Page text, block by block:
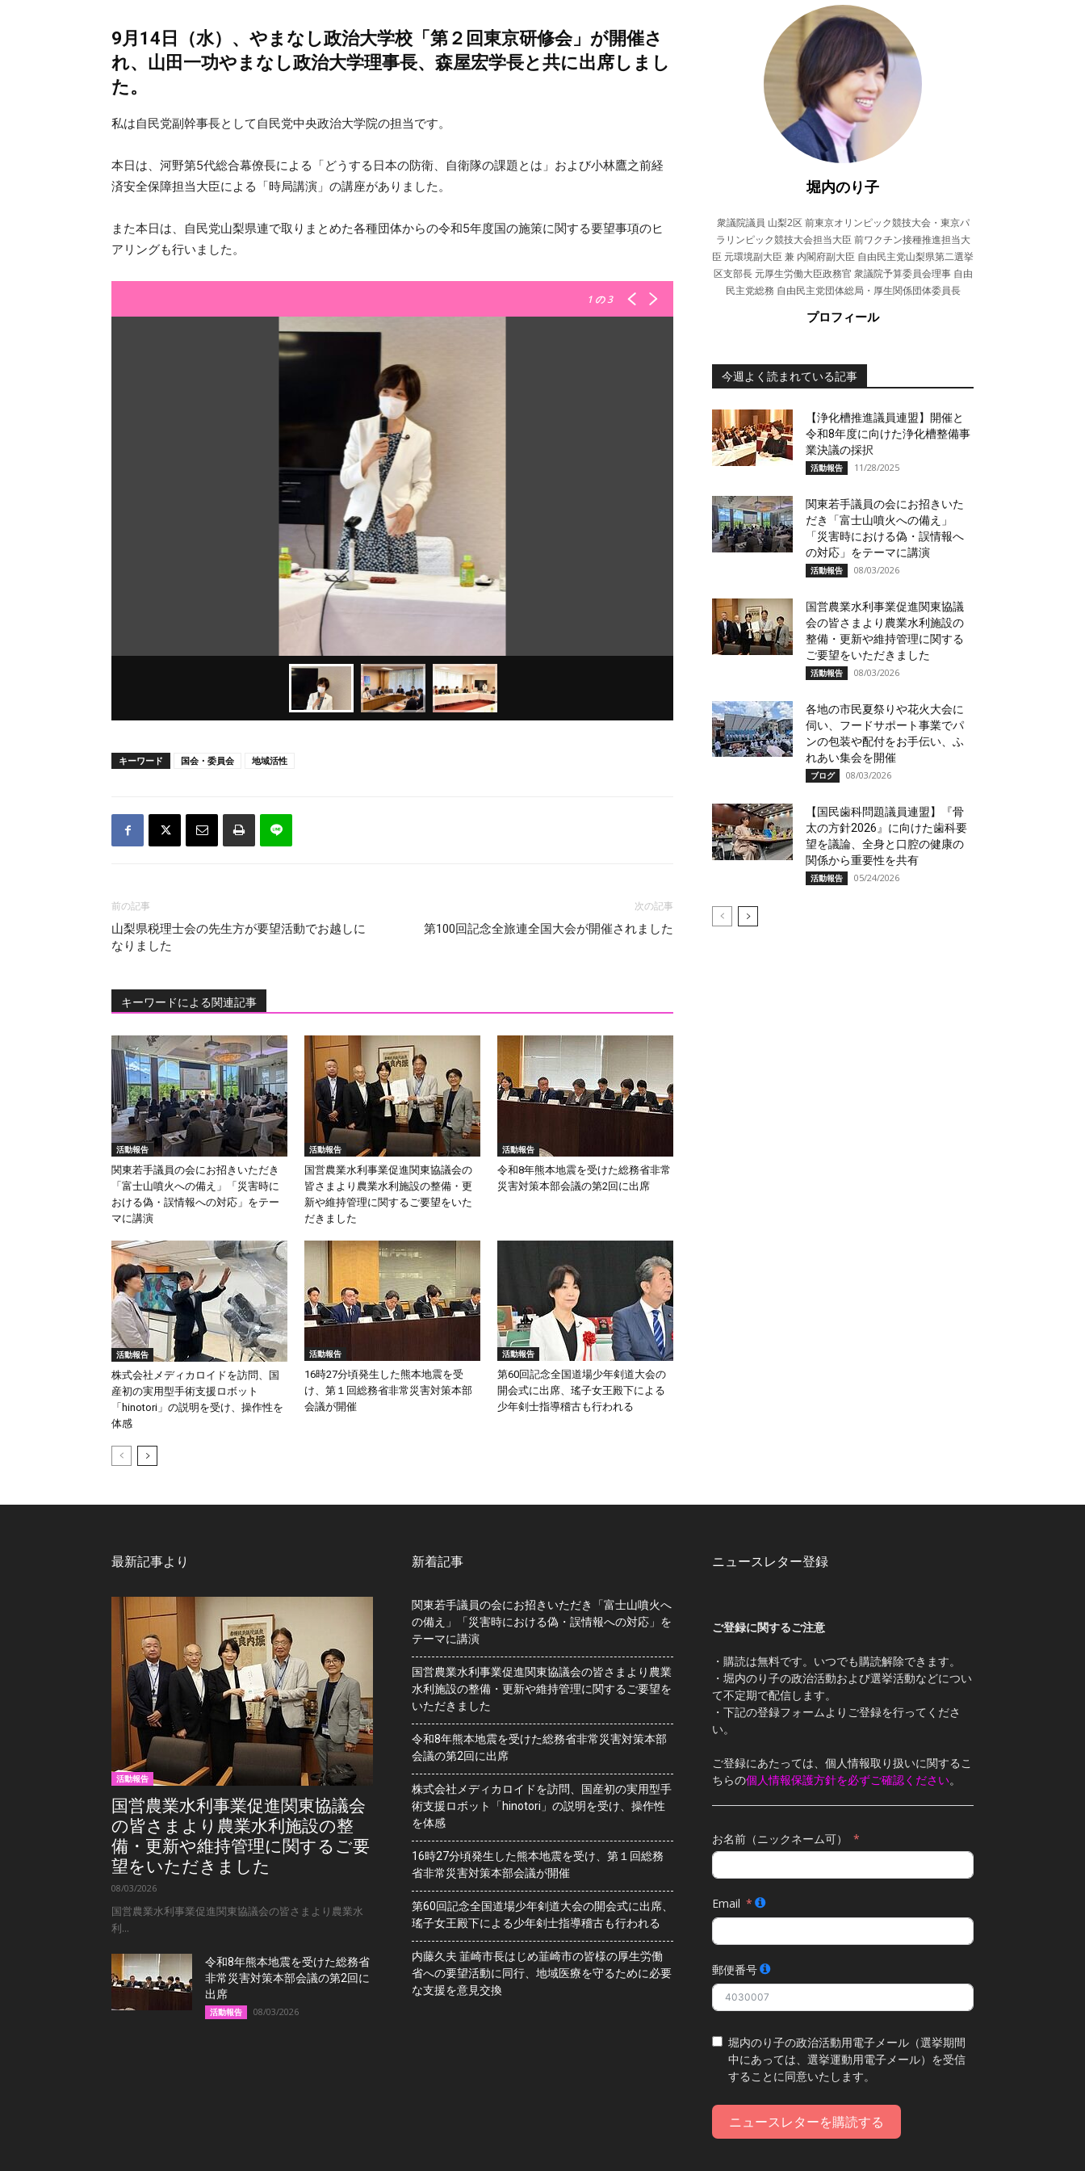
9月14日（水）、やまなし政治大学校「第２回東京研修会」が開催さ
れ、山田一功やまなし政治大学理事長、森屋宏学長と共に出席しまし
た。
私は自民党副幹事長として自民党中央政治大学院の担当です。
本日は、河野第5代総合幕僚長による「どうする日本の防衛、自衛隊の課題とは」および小林鷹之前経
済安全保障担当大臣による「時局講演」の講座がありました。
また本日は、自民党山梨県連で取りまとめた各種団体からの令和5年度国の施策に関する要望事項のヒ
アリングも行いました。
1 の 3
キーワード 国会・委員会 地域活性
前の記事
山梨県税理士会の先生方が要望活動でお越しに
なりました
次の記事
第100回記念全旅連全国大会が開催されました
キーワードによる関連記事
活動報告
関東若手議員の会にお招きいただき
「富士山噴火への備え」「災害時に
おける偽・誤情報への対応」をテー
マに講演
活動報告
国営農業水利事業促進関東協議会の
皆さまより農業水利施設の整備・更
新や維持管理に関するご要望をいた
だきました
活動報告
令和8年熊本地震を受けた総務省非常
災害対策本部会議の第2回に出席
活動報告
株式会社メディカロイドを訪問、国
産初の実用型手術支援ロボット
「hinotori」の説明を受け、操作性を
体感
活動報告
16時27分頃発生した熊本地震を受
け、第１回総務省非常災害対策本部
会議が開催
活動報告
第60回記念全国道場少年剣道大会の
開会式に出席、瑤子女王殿下による
少年剣士指導稽古も行われる
堀内のり子
衆議院議員 山梨2区 前東京オリンピック競技大会・東京パ
ラリンピック競技大会担当大臣 前ワクチン接種推進担当大
臣 元環境副大臣 兼 内閣府副大臣 自由民主党山梨県第二選挙
区支部長 元厚生労働大臣政務官 衆議院予算委員会理事 自由
民主党総務 自由民主党団体総局・厚生関係団体委員長
プロフィール
今週よく読まれている記事
【浄化槽推進議員連盟】開催と
令和8年度に向けた浄化槽整備事
業決議の採択
活動報告 11/28/2025
関東若手議員の会にお招きいた
だき「富士山噴火への備え」
「災害時における偽・誤情報へ
の対応」をテーマに講演
活動報告 08/03/2026
国営農業水利事業促進関東協議
会の皆さまより農業水利施設の
整備・更新や維持管理に関する
ご要望をいただきました
活動報告 08/03/2026
各地の市民夏祭りや花火大会に
伺い、フードサポート事業でパ
ンの包装や配付をお手伝い、ふ
れあい集会を開催
ブログ 08/03/2026
【国民歯科問題議員連盟】『骨
太の方針2026』に向けた歯科要
望を議論、全身と口腔の健康の
関係から重要性を共有
活動報告 05/24/2026
最新記事より
活動報告
国営農業水利事業促進関東協議会
の皆さまより農業水利施設の整
備・更新や維持管理に関するご要
望をいただきました
08/03/2026
国営農業水利事業促進関東協議会の皆さまより農業水
利...
令和8年熊本地震を受けた総務省
非常災害対策本部会議の第2回に
出席
活動報告 08/03/2026
新着記事
関東若手議員の会にお招きいただき「富士山噴火へ
の備え」「災害時における偽・誤情報への対応」を
テーマに講演
国営農業水利事業促進関東協議会の皆さまより農業
水利施設の整備・更新や維持管理に関するご要望を
いただきました
令和8年熊本地震を受けた総務省非常災害対策本部
会議の第2回に出席
株式会社メディカロイドを訪問、国産初の実用型手
術支援ロボット「hinotori」の説明を受け、操作性
を体感
16時27分頃発生した熊本地震を受け、第１回総務
省非常災害対策本部会議が開催
第60回記念全国道場少年剣道大会の開会式に出席、
瑤子女王殿下による少年剣士指導稽古も行われる
内藤久夫 韮崎市長はじめ韮崎市の皆様の厚生労働
省への要望活動に同行、地域医療を守るために必要
な支援を意見交換
ニュースレター登録
ご登録に関するご注意
・購読は無料です。いつでも購読解除できます。
・堀内のり子の政治活動および選挙活動などについ
て不定期で配信します。
・下記の登録フォームよりご登録を行ってくださ
い。
ご登録にあたっては、個人情報取り扱いに関するこ
ちらの個人情報保護方針を必ずご確認ください。
お名前（ニックネーム可）
Email
郵便番号
堀内のり子の政治活動用電子メール（選挙期間
中にあっては、選挙運動用電子メール）を受信
することに同意いたします。
ニュースレターを購読する